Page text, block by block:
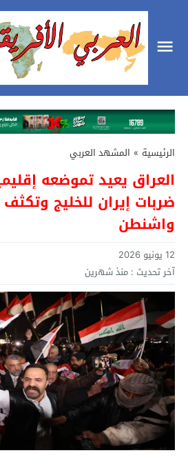
الرئيسية » المشهد العربي
العراق يعيد تموضعه
ضربات إيران للخليج وتكثف
واشنطن
12 يونيو 2026
آخر تحديث : منذ شهرين